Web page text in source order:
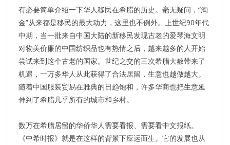
有必要简单介绍一下华人移民在希腊的历史。毫无疑问，“淘
金”从来都是移民的最大动力，这里也不例外。上世纪90年代
中期，当一批来自中国大陆的新移民发现古老的爱琴海文明
对物美价廉的中国纺织品也有热情之后，越来越多的人开始
尝试来到这个古老的国家。世纪之交的三次希腊大赦带来了
机遇，一万多华人从此获得了合法居留，生意也越做越大。
随着中国服装贸易在雅典的日趋饱和，许多华商也把生意延
伸到了希腊几乎所有的城市和乡村。
数万在希腊居留的华侨华人需要看报、需要看中文报纸。
《中希时报》就是在这样的背景下应运而生。它的发展也从